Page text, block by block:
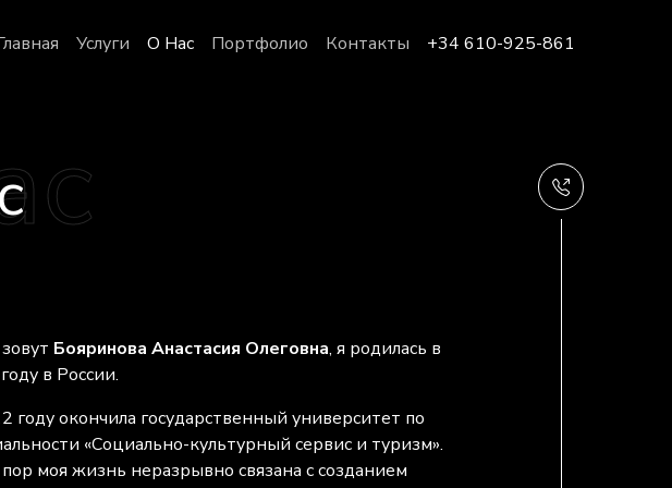
Услуги О Нас Портфолио Контакты +34 610-925-861
Бояринова Анастасия Олеговна, я родилась в
в России.
году окончила государственный университет по
«Социально-культурный сервис и туризм».
моя жизнь неразрывно связана с созданием